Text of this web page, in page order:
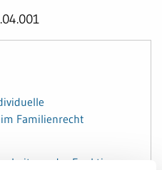
Familienrecht
der Funktion